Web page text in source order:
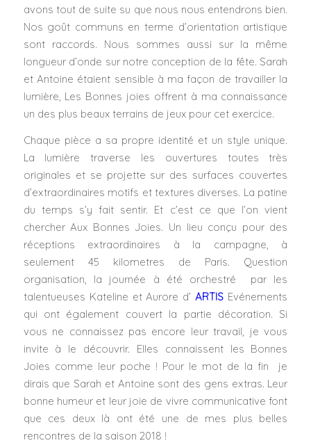
avons tout de suite su que nous nous entendrons bien.
Nos goût communs en terme d’orientation artistique
sont raccords. Nous sommes aussi sur la même
longueur d’onde sur notre conception de la fête. Sarah
et Antoine étaient sensible à ma façon de travailler la
lumière, Les Bonnes joies offrent à ma connaissance
un des plus beaux terrains de jeux pour cet exercice.
Chaque pièce a sa propre identité et un style unique.
La lumière traverse les ouvertures toutes très
originales et se projette sur des surfaces couvertes
d’extraordinaires motifs et textures diverses. La patine
du temps s’y fait sentir. Et c’est ce que l’on vient
chercher Aux Bonnes Joies. Un lieu conçu pour des
réceptions extraordinaires à la campagne, à
seulement 45 kilometres de Paris. Question
organisation, la journée à été orchestré par les
talentueuses Kateline et Aurore d’ARTIS Evénements
qui ont également couvert la partie décoration. Si
vous ne connaissez pas encore leur travail, je vous
invite à le découvrir. Elles connaissent les Bonnes
Joies comme leur poche ! Pour le mot de la fin je
dirais que Sarah et Antoine sont des gens extras. Leur
bonne humeur et leur joie de vivre communicative font
que ces deux là ont été une de mes plus belles
rencontres de la saison 2018 !